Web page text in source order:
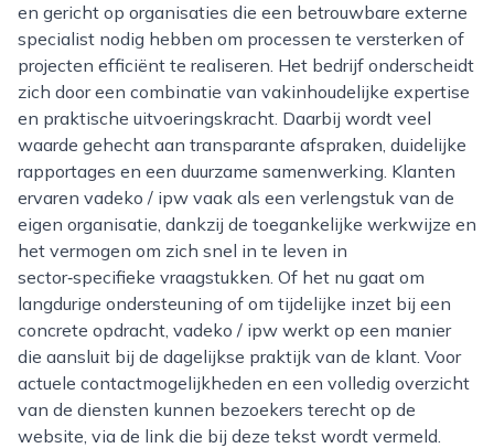
en gericht op organisaties die een betrouwbare externe
specialist nodig hebben om processen te versterken of
projecten efficiënt te realiseren. Het bedrijf onderscheidt
zich door een combinatie van vakinhoudelijke expertise
en praktische uitvoeringskracht. Daarbij wordt veel
waarde gehecht aan transparante afspraken, duidelijke
rapportages en een duurzame samenwerking. Klanten
ervaren vadeko / ipw vaak als een verlengstuk van de
eigen organisatie, dankzij de toegankelijke werkwijze en
het vermogen om zich snel in te leven in
sector‑specifieke vraagstukken. Of het nu gaat om
langdurige ondersteuning of om tijdelijke inzet bij een
concrete opdracht, vadeko / ipw werkt op een manier
die aansluit bij de dagelijkse praktijk van de klant. Voor
actuele contactmogelijkheden en een volledig overzicht
van de diensten kunnen bezoekers terecht op de
website, via de link die bij deze tekst wordt vermeld.